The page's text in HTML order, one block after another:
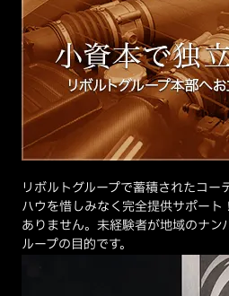
リボルトグループで蓄積されたコー
ハウを惜しみなく完全提供サポート
ありません。未経験者が地域のナン
ループの目的です。